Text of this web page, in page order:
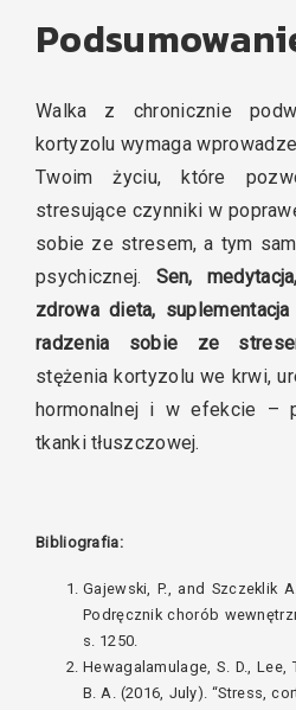
Walka z chronicznie
kortyzolu wymaga
Twoim życiu, które
stresujące czynniki w
sobie ze stresem, a tym
psychicznej. Sen,
zdrowa dieta,
radzenia sobie ze
stężenia kortyzolu we krwi,
hormonalnej i w efekcie –
tkanki tłuszczowej.
Bibliografia:
Gajewski, P., and Szczeklik
Podręcznik chorób
s. 1250.
Hewagalamulage, S. D., Lee,
B. A. (2016, July). “Stress,